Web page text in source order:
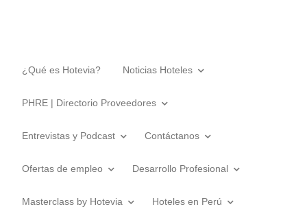
¿Qué es Hotevia? Noticias Hoteles
PHRE | Directorio Proveedores
Entrevistas y Podcast Contáctanos
Ofertas de empleo Desarrollo Profesional
Masterclass by Hotevia Hoteles en Perú